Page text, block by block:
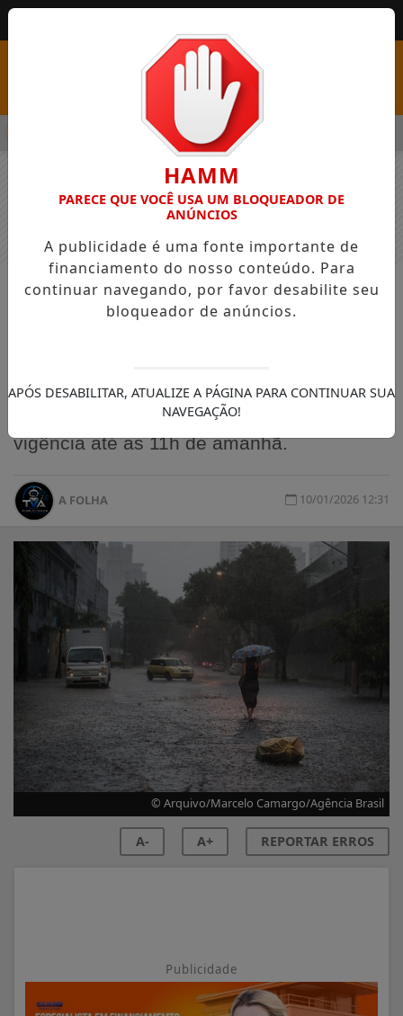
COM VAGAS EM SEIS FUNÇÕES E SALÁRIOS QUE CHEGAM
NOTÍCIAS GERAL
Defesa Civil de SP alerta para
aviso de Perigo Potencial para o estado,
começando neste sábado (10), com
vigência até as 11h de amanhã.
A FOLHA 10/01/2026 12:31
© Arquivo/Marcelo Camargo/Agência Brasil
A- A+ REPORTAR ERROS
Publicidade
HAMM
PARECE QUE VOCÊ USA UM BLOQUEADOR DE
ANÚNCIOS
A publicidade é uma fonte importante de
financiamento do nosso conteúdo. Para
continuar navegando, por favor desabilite seu
bloqueador de anúncios.
APÓS DESABILITAR, ATUALIZE A PÁGINA PARA CONTINUAR SUA
NAVEGAÇÃO!